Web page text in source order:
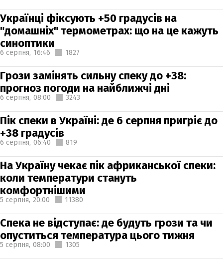
Українці фіксують +50 градусів на
"домашніх" термометрах: що на це кажуть
синоптики
6 серпня, 16:46 1827
Грози замінять сильну спеку до +38:
прогноз погоди на найближчі дні
6 серпня, 08:00 3243
Пік спеки в Україні: де 6 серпня пригріє до
+38 градусів
6 серпня, 06:40 819
На Україну чекає пік африканської спеки:
коли температури стануть
комфортнішими
5 серпня, 20:00 11380
Спека не відступає: де будуть грози та чи
опуститься температура цього тижня
5 серпня, 08:00 1305